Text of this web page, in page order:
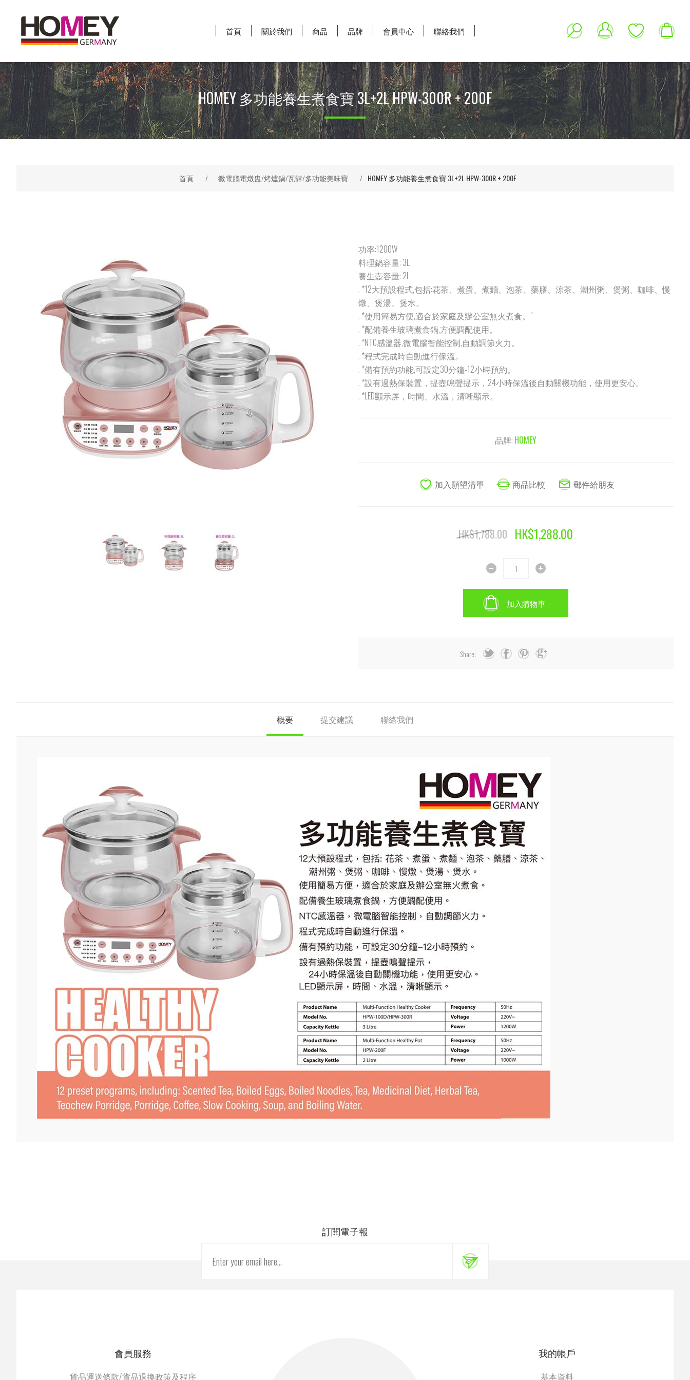
首頁 關於我們 商品 品牌 會員中心 聯絡我們
首頁 / 微電腦電燉盅/烤爐鍋/瓦罉/多功能美味寶 / HOMEY 多功能養生煮食寶 3L+2L HPW-300R + 200F
HOMEY 多功能養生煮食寶 3L+2L HPW-300R + 200F
功率:1200W
料理鍋容量: 3L
養生壺容量: 2L
. *12大預設程式,包括:花茶、煮蛋、煮麵、泡茶、藥膳、涼茶、潮州粥、煲粥、咖啡、慢
燉、煲湯、煲水。
. *使用簡易方便,適合於家庭及辦公室無火煮食。"
. *配備養生玻璃煮食鍋,方便調配使用。
. *NTC感溫器,微電腦智能控制,自動調節火力。
. *程式完成時自動進行保溫。
. *備有預約功能,可設定30分鐘-12小時預約。
. *設有過熱保裝置，提壺鳴聲提示，24小時保溫後自動關機功能，使用更安心。
. *LED顯示屏，時間、水溫，清晰顯示。
品牌: HOMEY
HK$1,788.00 HK$1,288.00
加入購物車
Share:
概要 提交建議 聯絡我們
訂閱電子報
會員服務
貨品運送條款/貨品退換政策及程序
我的帳戶
基本資料